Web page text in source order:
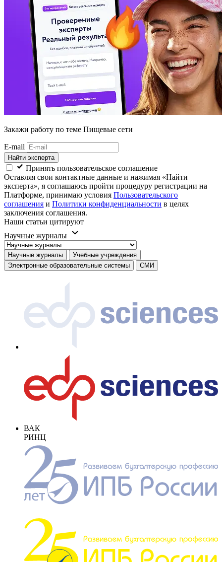
Закажи работу по теме Пищевые сети
E-mail
Найти эксперта
Принять пользовательское соглашение
Оставляя свои контактные данные и нажимая «Найти
эксперта», я соглашаюсь пройти процедуру регистрации на
Платформе, принимаю условия Пользовательского
соглашения и Политики конфиденциальности в целях
заключения соглашения.
Наши статьи цитируют
Научные журналы
Научные журналы
Учебные учреждения
Электронные образовательные системы
СМИ
ВАК
РИНЦ